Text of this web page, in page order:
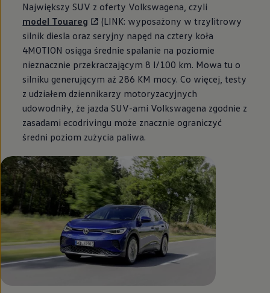
Największy SUV z oferty Volkswagena, czyli
model Touareg
(LINK: wyposażony w trzylitrowy
silnik diesla oraz seryjny napęd na cztery koła
4MOTION osiąga średnie spalanie na poziomie
nieznacznie przekraczającym 8 l/100 km. Mowa tu o
silniku generującym aż 286 KM mocy. Co więcej, testy
z udziałem dziennikarzy motoryzacyjnych
udowodniły, że jazda SUV-ami Volkswagena zgodnie z
zasadami ecodrivingu może znacznie ograniczyć
średni poziom zużycia paliwa.